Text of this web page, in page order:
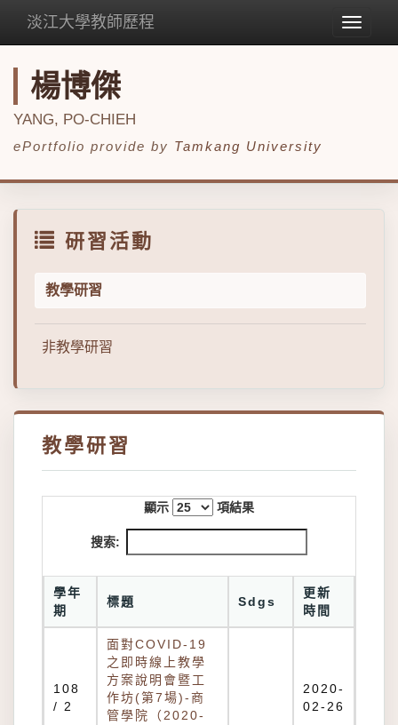
Toggle
淡江大學教師歷程
楊博傑
YANG, PO-CHIEH
ePortfolio provide by Tamkang University
研習活動
教學研習
非教學研習
教學研習
顯示 項結果
搜索:
學年
期
標題 Sdgs
更新
時間
108
/ 2
面對COVID-19
之即時線上教學
方案說明會暨工
作坊(第7場)-商
管學院（2020-
2020-
02-26